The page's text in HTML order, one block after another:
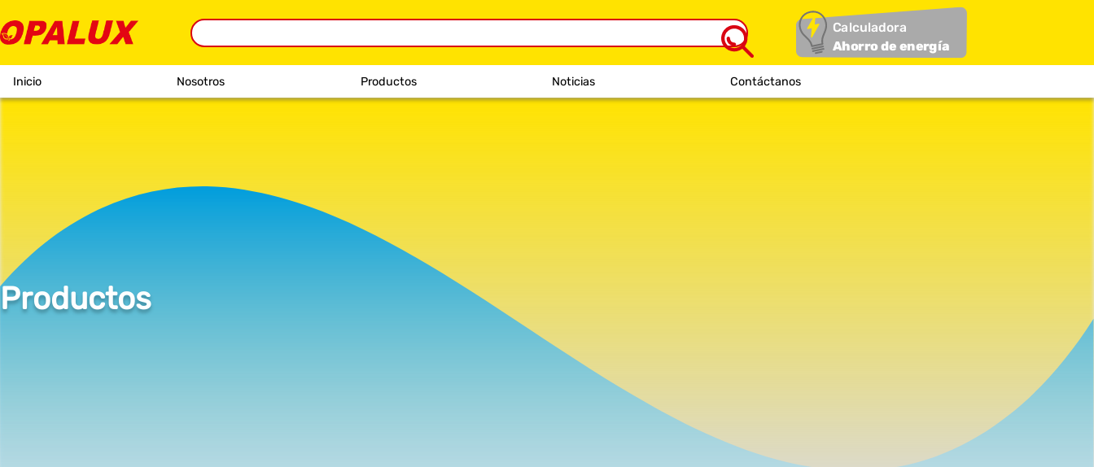
Calculadora
Ahorro de energía
Inicio Nosotros Productos Noticias Contáctanos
Productos